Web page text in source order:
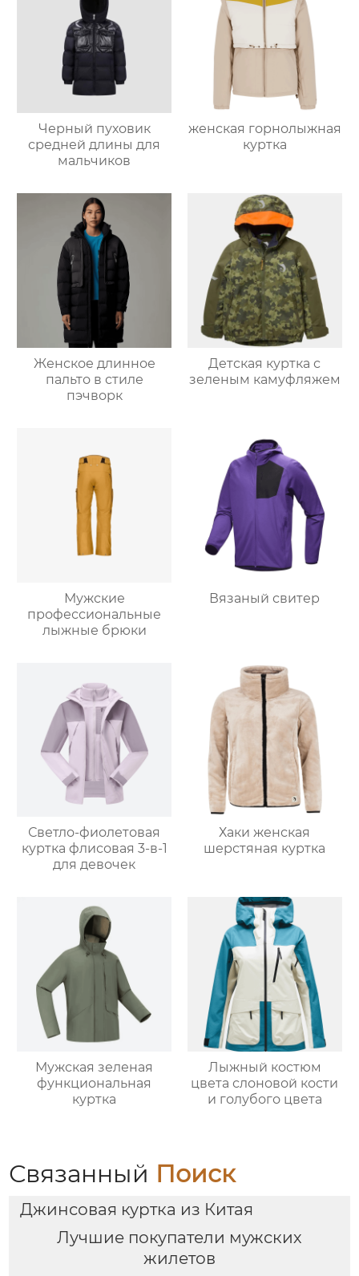
Черный пуховик
средней длины для
мальчиков
женская горнолыжная
куртка
Женское длинное
пальто в стиле
пэчворк
Детская куртка с
зеленым камуфляжем
Мужские
профессиональные
лыжные брюки
Вязаный свитер
Светло-фиолетовая
куртка флисовая 3-в-1
для девочек
Хаки женская
шерстяная куртка
Мужская зеленая
функциональная
куртка
Лыжный костюм
цвета слоновой кости
и голубого цвета
Связанный Поиск
Джинсовая куртка из Китая
Лучшие покупатели мужских
жилетов